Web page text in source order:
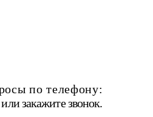
по телефону:
илизакажите звонок.